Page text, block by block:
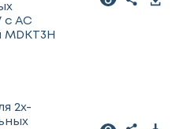
с АС
2х-